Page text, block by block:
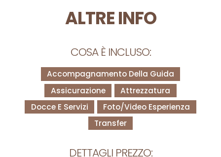
ALTRE INFO
COSA È INCLUSO:
Accompagnamento Della Guida
Assicurazione
Attrezzatura
Docce E Servizi
Foto/Video Esperienza
Transfer
DETTAGLI PREZZO: